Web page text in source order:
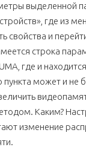
выделенной
где из
свойства и
строка
где и
пункта может и не
Каким?
изменение